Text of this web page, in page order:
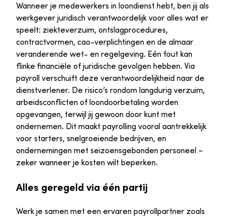
Wanneer je medewerkers in loondienst hebt, ben jij als
werkgever juridisch verantwoordelijk voor alles wat er
speelt: ziekteverzuim, ontslagprocedures,
contractvormen, cao-verplichtingen en de almaar
veranderende wet- en regelgeving. Eén fout kan
flinke financiële of juridische gevolgen hebben. Via
payroll verschuift deze verantwoordelijkheid naar de
dienstverlener. De risico’s rondom langdurig verzuim,
arbeidsconflicten of loondoorbetaling worden
opgevangen, terwijl jij gewoon door kunt met
ondernemen. Dit maakt payrolling vooral aantrekkelijk
voor starters, snelgroeiende bedrijven, en
ondernemingen met seizoensgebonden personeel –
zeker wanneer je kosten wilt beperken.
Alles geregeld via één partij
Werk je samen met een ervaren payrollpartner zoals